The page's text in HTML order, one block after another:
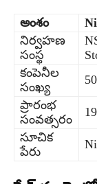
అంశం
నిర్వహణ
సంస్థ
కంపెనీల
సంఖ్య
50
ప్రారంభ
సంవత్సరం
సూచిక
పేరు